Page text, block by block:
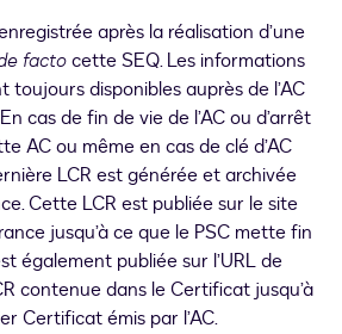
après la réalisation d’une
factocette SEQ. Les informations
toujours disponibles auprès de l’AC
cas de fin de vie de l’AC ou d’arrêt
AC ou même en cas de clé d’AC
LCR est générée et archivée
Cette LCR est publiée sur le site
jusqu’à ce que le PSC mette fin
également publiée sur l’URL de
contenue dans le Certificat jusqu’à
Certificat émis par l’AC.